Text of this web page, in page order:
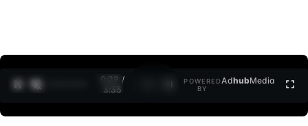
0:30 /
3:35
POWERED
BY
AdhubMedia